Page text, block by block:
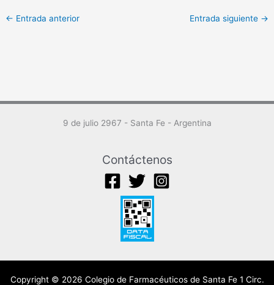
← Entrada anterior Entrada siguiente →
9 de julio 2967 - Santa Fe - Argentina
Contáctenos
Copyright © 2026 Colegio de Farmacéuticos de Santa Fe 1 Circ.